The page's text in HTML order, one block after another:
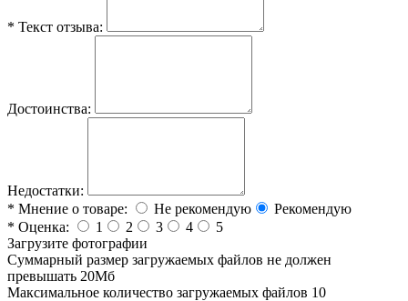
* Текст отзыва:
Достоинства:
Недостатки:
* Мнение о товаре: Не рекомендую
Рекомендую
* Оценка: 1 2 3 4
5
Загрузите фотографии
Cуммарный размер загружаемых файлов не должен
превышать 20Мб
Максимальное количество загружаемых файлов 10